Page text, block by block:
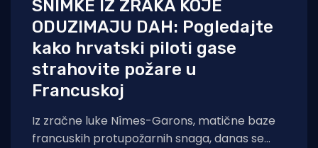
SNIMKE IZ ZRAKA KOJE
ODUZIMAJU DAH: Pogledajte
kako hrvatski piloti gase
strahovite požare u
Francuskoj
Iz zračne luke Nîmes-Garons, matične baze
francuskih protupožarnih snaga, danas se